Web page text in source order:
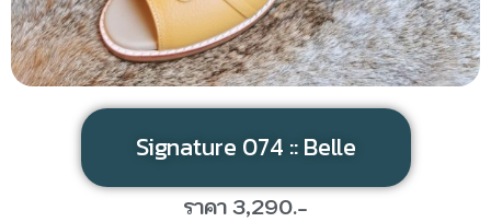
Signature 074 :: Belle
ราคา 3,290.-